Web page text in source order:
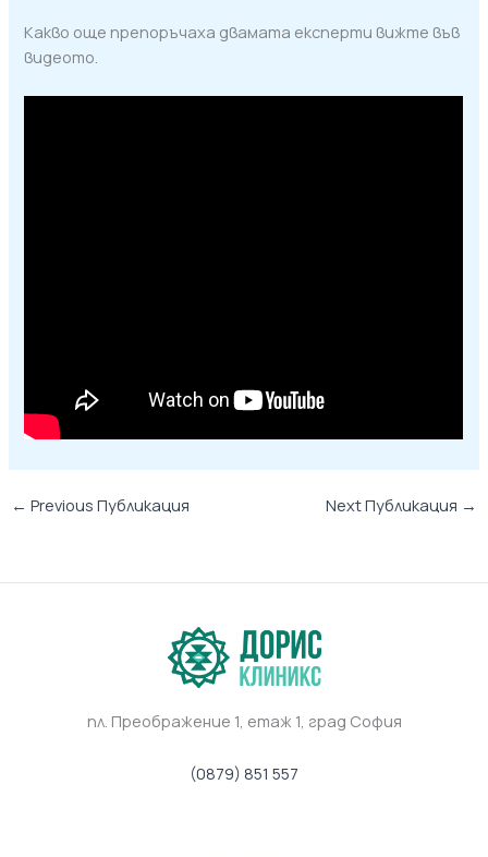
Какво още препоръчаха двамата експерти вижте във
видеото.
← Previous Публикация Next Публикация →
пл. Преображение 1, eтаж 1, град София
(0879) 851 557